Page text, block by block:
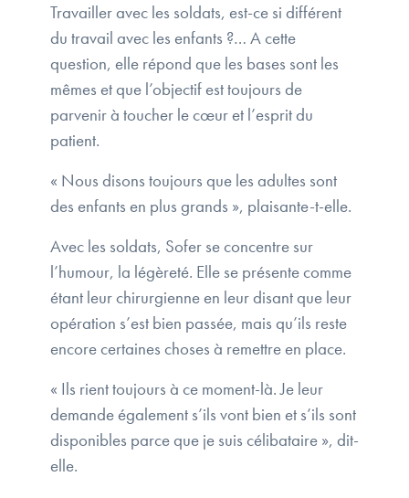
Travailler avec les soldats, est-ce si différent
du travail avec les enfants ?… A cette
question, elle répond que les bases sont les
mêmes et que l’objectif est toujours de
parvenir à toucher le cœur et l’esprit du
patient.
« Nous disons toujours que les adultes sont
des enfants en plus grands », plaisante-t-elle.
Avec les soldats, Sofer se concentre sur
l’humour, la légèreté. Elle se présente comme
étant leur chirurgienne en leur disant que leur
opération s’est bien passée, mais qu’ils reste
encore certaines choses à remettre en place.
« Ils rient toujours à ce moment-là. Je leur
demande également s’ils vont bien et s’ils sont
disponibles parce que je suis célibataire », dit-
elle.